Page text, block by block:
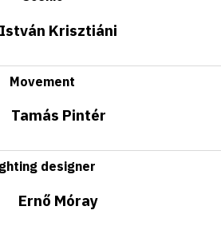
István Krisztiáni
Movement
Tamás Pintér
designer
Ernő Móray